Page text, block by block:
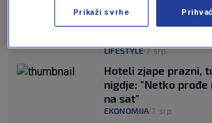
Prirodni trik protiv
Dovoljna je čaša
LIFESTYLE|7. srp.
Hoteli zjape prazni,
nigdje: "Netko prođe
na sat"
EKONOMIJA 7. srp.
Prikaži svrhe